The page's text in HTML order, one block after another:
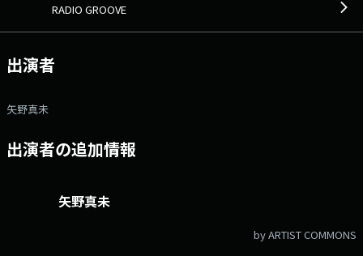
職員の方や、関係者が出演して、福島県のさまざまな情報を発信していま
ャーナル 】 交通情報・交通安全にかかわる情報をお届けします
▽17:55〜 【 ウェザーレポート 】 --- ▽18:00〜 【 アニバーサリーリ
まFMニュースをお届けします。 ▽18:10〜 【 ブースト全開！BONDS
タイム 】 --- ▽18:25〜 【 ウェザーレポート 】 --- ▽18:30〜 【
https://www.fmf.co.jp/radio/radio_groove/ メールアドレス：
は「@fmfRADIOGROOVE」
RADIO GROOVE
出演者
矢野真未
出演者の追加情報
矢野真未
by ARTIST COMMONS